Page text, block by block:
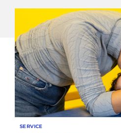
SERVICE